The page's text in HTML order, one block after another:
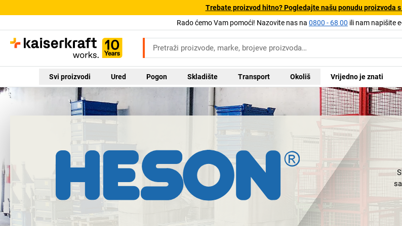
Trebate proizvod hitno? Pogledajte našu ponudu proizvoda
Rado ćemo Vam pomoći! Nazovite nas na 0800 - 68 00 ili nam napišite
Svi proizvodi Ured Pogon Skladište Transport Okoliš Vrijedno je znati